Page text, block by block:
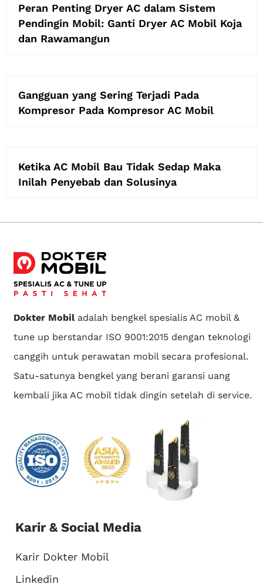
Peran Penting Dryer AC dalam Sistem
Pendingin Mobil: Ganti Dryer AC Mobil Koja
dan Rawamangun
Gangguan yang Sering Terjadi Pada
Kompresor Pada Kompresor AC Mobil
Ketika AC Mobil Bau Tidak Sedap Maka
Inilah Penyebab dan Solusinya
Dokter Mobiladalah bengkel spesialis AC mobil &
tune up berstandar ISO 9001:2015 dengan teknologi
canggih untuk perawatan mobil secara profesional.
Satu-satunya bengkel yang berani garansi uang
kembali jika AC mobil tidak dingin setelah di service.
Karir & Social Media
Karir Dokter Mobil
Linkedin